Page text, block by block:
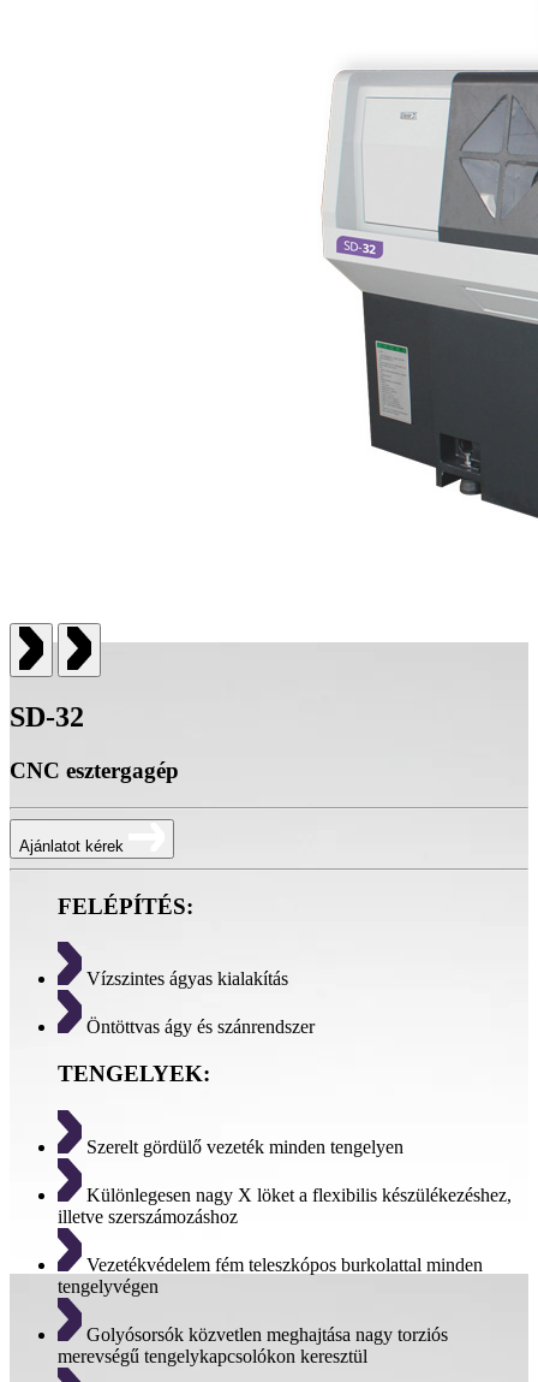
SD-32
CNC esztergagép
Ajánlatot kérek
FELÉPÍTÉS:
Vízszintes ágyas kialakítás
Öntöttvas ágy és szánrendszer
TENGELYEK:
Szerelt gördülő vezeték minden tengelyen
Különlegesen nagy X löket a flexibilis készülékezéshez,
illetve szerszámozáshoz
Vezetékvédelem fém teleszkópos burkolattal minden
tengelyvégen
Golyósorsók közvetlen meghajtása nagy torziós
merevségű tengelykapcsolókon keresztül